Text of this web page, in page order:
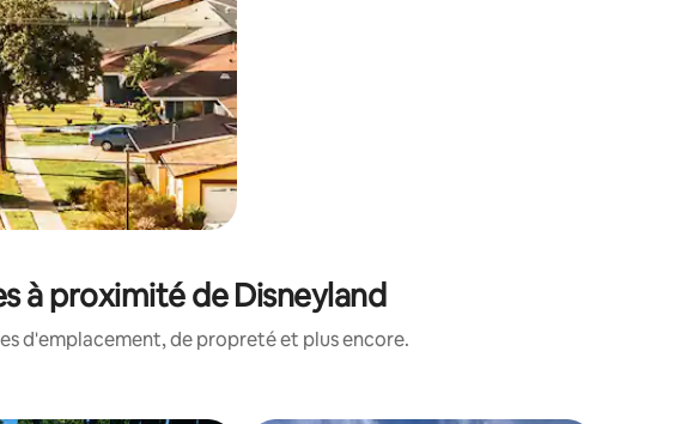
à proximité de Disneyland
d'emplacement, de propreté et plus encore.